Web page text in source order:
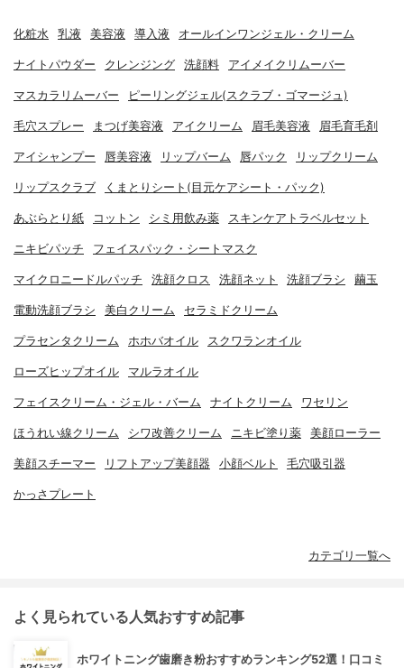
化粧水 乳液 美容液 導入液 オールインワンジェル・クリーム
ナイトパウダー クレンジング 洗顔料 アイメイクリムーバー
マスカラリムーバー ピーリングジェル(スクラブ・ゴマージュ)
毛穴スプレー まつげ美容液 アイクリーム 眉毛美容液 眉毛育毛剤
アイシャンプー 唇美容液 リップバーム 唇パック リップクリーム
リップスクラブ くまとりシート(目元ケアシート・パック)
あぶらとり紙 コットン シミ用飲み薬 スキンケアトラベルセット
ニキビパッチ フェイスパック・シートマスク
マイクロニードルパッチ 洗顔クロス 洗顔ネット 洗顔ブラシ 繭玉
電動洗顔ブラシ 美白クリーム セラミドクリーム
プラセンタクリーム ホホバオイル スクワランオイル
ローズヒップオイル マルラオイル
フェイスクリーム・ジェル・バーム ナイトクリーム ワセリン
ほうれい線クリーム シワ改善クリーム ニキビ塗り薬 美顔ローラー
美顔スチーマー リフトアップ美顔器 小顔ベルト 毛穴吸引器
かっさプレート
カテゴリ一覧へ
よく見られている人気おすすめ記事
ホワイトニング歯磨き粉おすすめランキング52選！口コミ